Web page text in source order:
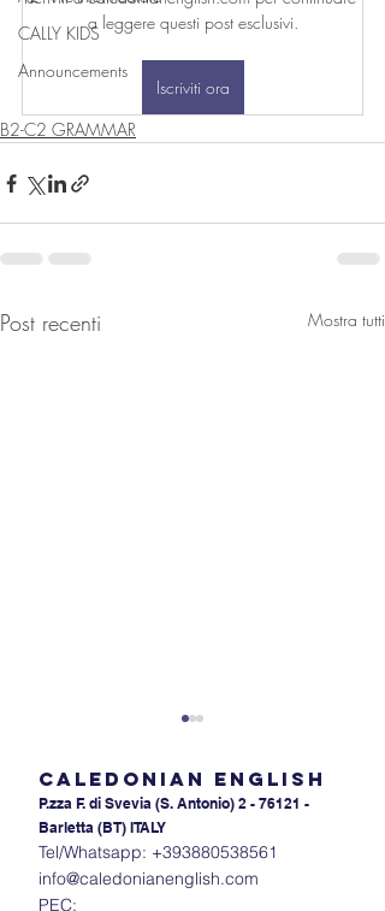
CALLY KIDS
Announcements
a leggere questi post esclusivi.
Iscriviti ora
B2-C2 GRAMMAR
Post recenti Mostra tutti
Caledonian English
P.zza F. di Svevia (S. Antonio) 2 - 76121 -
Barletta (BT) ITALY
Tel/Whatsapp: +393880538561
info@caledonianenglish.com
PEC: